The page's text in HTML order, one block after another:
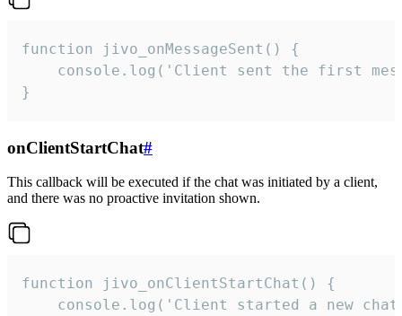
function jivo_onMessageSent() {
console.log('Client sent the first
}
onClientStartChat#
This callback will be executed if the chat was initiated by a client,
and there was no proactive invitation shown.
function jivo_onClientStartChat() {
console.log('Client started a new